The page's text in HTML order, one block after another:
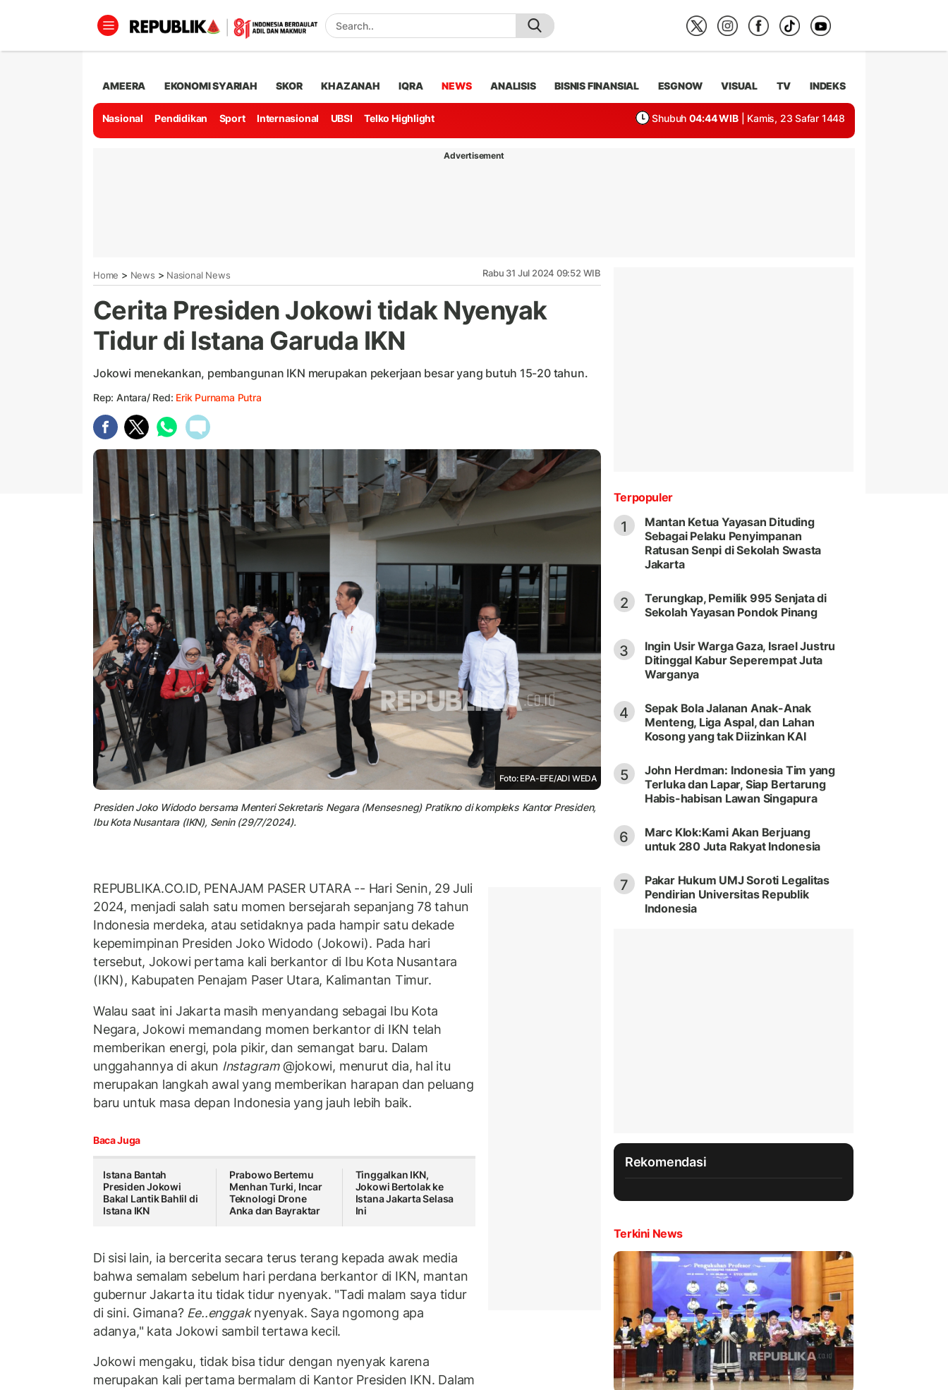
AMEERA EKONOMI SYARIAH SKOR KHAZANAH IQRA NEWS ANALISIS BISNIS FINANSIAL ESGNOW VISUAL TV INDEKS
Nasional Pendidikan Sport Internasional UBSI Telko Highlight Shubuh 04:44 WIB | Kamis, 23 Safar 1448
Advertisement
Home > News > Nasional News Rabu 31 Jul 2024 09:52 WIB
Cerita Presiden Jokowi tidak Nyenyak
Tidur di Istana Garuda IKN
Jokowi menekankan, pembangunan IKN merupakan pekerjaan besar yang butuh 15-20 tahun.
Rep: Antara/ Red: Erik Purnama Putra
Foto: EPA-EFE/ADI WEDA
Presiden Joko Widodo bersama Menteri Sekretaris Negara (Mensesneg) Pratikno di kompleks Kantor Presiden,
Ibu Kota Nusantara (IKN), Senin (29/7/2024).
REPUBLIKA.CO.ID, PENAJAM PASER UTARA -- Hari Senin, 29 Juli
2024, menjadi salah satu momen bersejarah sepanjang 78 tahun
Indonesia merdeka, atau setidaknya pada hampir satu dekade
kepemimpinan Presiden Joko Widodo (Jokowi). Pada hari
tersebut, Jokowi pertama kali berkantor di Ibu Kota Nusantara
(IKN), Kabupaten Penajam Paser Utara, Kalimantan Timur.
Walau saat ini Jakarta masih menyandang sebagai Ibu Kota
Negara, Jokowi memandang momen berkantor di IKN telah
memberikan energi, pola pikir, dan semangat baru. Dalam
unggahannya di akun Instagram@jokowi, menurut dia, hal itu
merupakan langkah awal yang memberikan harapan dan peluang
baru untuk masa depan Indonesia yang jauh lebih baik.
Baca Juga
Istana Bantah
Presiden Jokowi
Bakal Lantik Bahlil di
Istana IKN
Prabowo Bertemu
Menhan Turki, Incar
Teknologi Drone
Anka dan Bayraktar
Tinggalkan IKN,
Jokowi Bertolak ke
Istana Jakarta Selasa
Ini
Di sisi lain, ia bercerita secara terus terang kepada awak media
bahwa semalam sebelum hari perdana berkantor di IKN, mantan
gubernur Jakarta itu tidak tidur nyenyak. "Tadi malam saya tidur
di sini. Gimana? Ee..enggaknyenyak. Saya ngomong apa
adanya," kata Jokowi sambil tertawa kecil.
Jokowi mengaku, tidak bisa tidur dengan nyenyak karena
merupakan kali pertama bermalam di Kantor Presiden IKN. Dalam
Terpopuler
1
Mantan Ketua Yayasan Dituding
Sebagai Pelaku Penyimpanan
Ratusan Senpi di Sekolah Swasta
Jakarta
2
Terungkap, Pemilik 995 Senjata di
Sekolah Yayasan Pondok Pinang
3
Ingin Usir Warga Gaza, Israel Justru
Ditinggal Kabur Seperempat Juta
Warganya
4
Sepak Bola Jalanan Anak-Anak
Menteng, Liga Aspal, dan Lahan
Kosong yang tak Diizinkan KAI
5
John Herdman: Indonesia Tim yang
Terluka dan Lapar, Siap Bertarung
Habis-habisan Lawan Singapura
6
Marc Klok:Kami Akan Berjuang
untuk 280 Juta Rakyat Indonesia
7
Pakar Hukum UMJ Soroti Legalitas
Pendirian Universitas Republik
Indonesia
Rekomendasi
Terkini News